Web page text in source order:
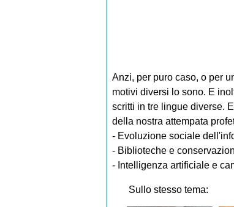
Anzi, per puro caso, o per
motivi diversi lo sono. E
scritti in tre lingue diverse.
della nostra attempata
- Evoluzione sociale
- Biblioteche e
- Intelligenza artificiale e
Sullo stesso tema: